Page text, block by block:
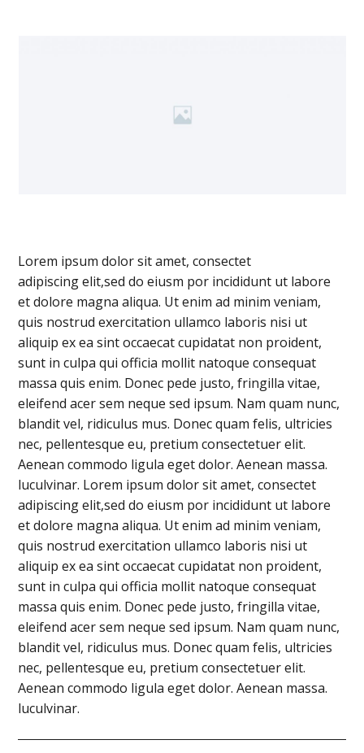
Lorem ipsum dolor sit amet, consectet
adipiscing elit,sed do eiusm por incididunt ut labore
et dolore magna aliqua. Ut enim ad minim veniam,
quis nostrud exercitation ullamco laboris nisi ut
aliquip ex ea sint occaecat cupidatat non proident,
sunt in culpa qui officia mollit natoque consequat
massa quis enim. Donec pede justo, fringilla vitae,
eleifend acer sem neque sed ipsum. Nam quam nunc,
blandit vel, ridiculus mus. Donec quam felis, ultricies
nec, pellentesque eu, pretium consectetuer elit.
Aenean commodo ligula eget dolor. Aenean massa.
luculvinar. Lorem ipsum dolor sit amet, consectet
adipiscing elit,sed do eiusm por incididunt ut labore
et dolore magna aliqua. Ut enim ad minim veniam,
quis nostrud exercitation ullamco laboris nisi ut
aliquip ex ea sint occaecat cupidatat non proident,
sunt in culpa qui officia mollit natoque consequat
massa quis enim. Donec pede justo, fringilla vitae,
eleifend acer sem neque sed ipsum. Nam quam nunc,
blandit vel, ridiculus mus. Donec quam felis, ultricies
nec, pellentesque eu, pretium consectetuer elit.
Aenean commodo ligula eget dolor. Aenean massa.
luculvinar.